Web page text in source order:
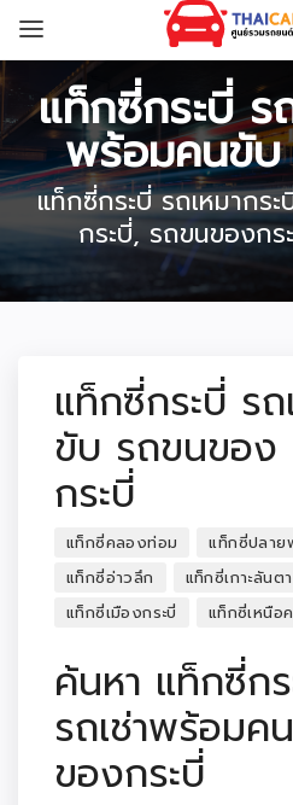
แท็กซี่กระบี่ ร
พร้อมคนขั
แท็กซี่กระบี่ รถเหมากร
กระบี่, รถขนของกร
แท็กซี่กระบี่ ร
ขับ รถขนของ
กระบี่
แท็กซี่คลองท่อม แท็กซี่ปลาย
แท็กซี่อ่าวลึก
แท็กซี่เกาะลันตา
แท็กซี่เมืองกระบี่
แท็กซี่เหนือ
ค้นหา แท็กซี่ก
รถเช่าพร้อม
ของกระบี่